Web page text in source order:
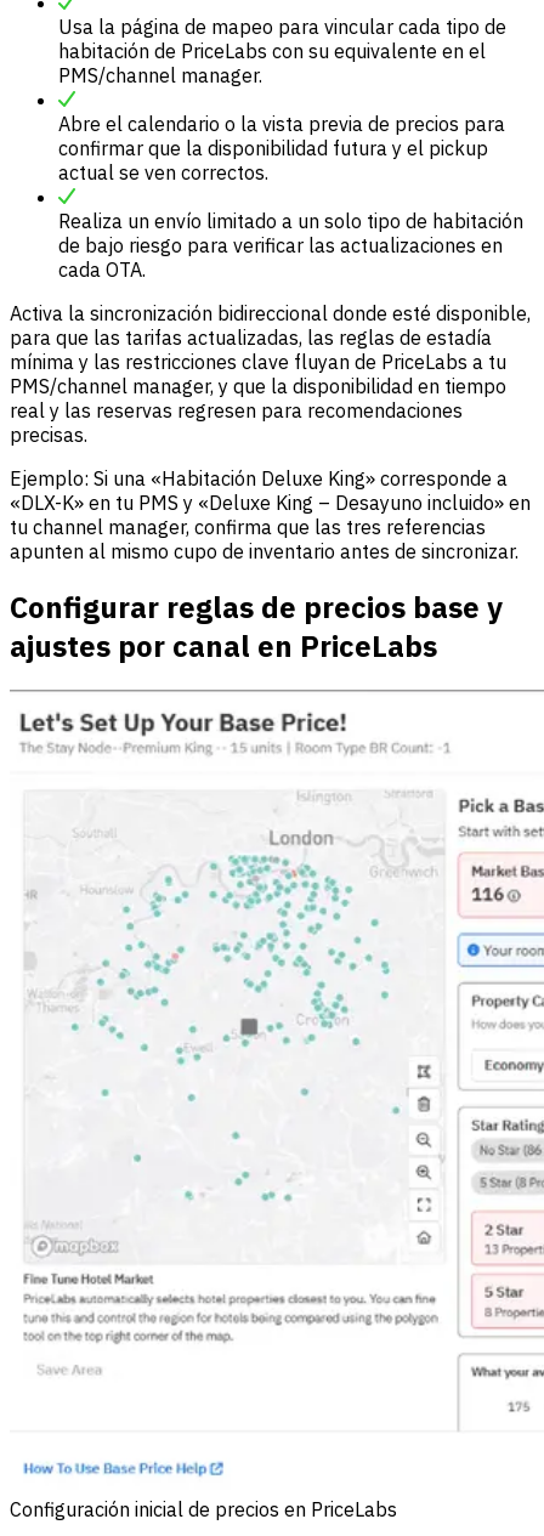
Usa la página de mapeo para vincular cada tipo de
habitación de PriceLabs con su equivalente en el
PMS/channel manager.
Abre el calendario o la vista previa de precios para
confirmar que la disponibilidad futura y el pickup
actual se ven correctos.
Realiza un envío limitado a un solo tipo de habitación
de bajo riesgo para verificar las actualizaciones en
cada OTA.
Activa la sincronización bidireccional donde esté disponible,
para que las tarifas actualizadas, las reglas de estadía
mínima y las restricciones clave fluyan de PriceLabs a tu
PMS/channel manager, y que la disponibilidad en tiempo
real y las reservas regresen para recomendaciones
precisas.
Ejemplo: Si una «Habitación Deluxe King» corresponde a
«DLX-K» en tu PMS y «Deluxe King – Desayuno incluido» en
tu channel manager, confirma que las tres referencias
apunten al mismo cupo de inventario antes de sincronizar.
Configurar reglas de precios base y
ajustes por canal en PriceLabs
Configuración inicial de precios en PriceLabs